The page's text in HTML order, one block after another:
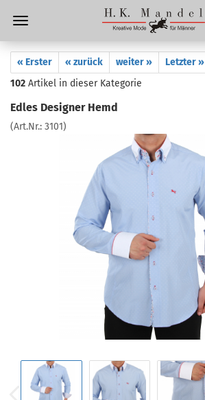
« Erster « zurück weiter »
Letzter »
102 Artikel in dieser Kategorie
Edles Designer Hemd
(Art.Nr.: 3101)